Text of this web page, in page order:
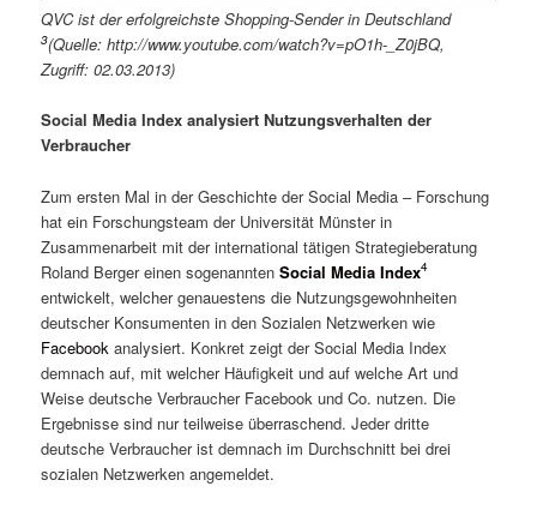
QVC ist der erfolgreichste Shopping-Sender in Deutschland
3(Quelle: http://www.youtube.com/watch?v=pO1h-_Z0jBQ,
Zugriff: 02.03.2013)
Social Media Index analysiert Nutzungsverhalten der
Verbraucher
Zum ersten Mal in der Geschichte der Social Media – Forschung
hat ein Forschungsteam der Universität Münster in
Zusammenarbeit mit der international tätigen Strategieberatung
Roland Berger einen sogenanntenSocial Media Index4
entwickelt, welcher genauestens die Nutzungsgewohnheiten
deutscher Konsumenten in den Sozialen Netzwerken wie
Facebook analysiert. Konkret zeigt der Social Media Index
demnach auf, mit welcher Häufigkeit und auf welche Art und
Weise deutsche Verbraucher Facebook und Co. nutzen. Die
Ergebnisse sind nur teilweise überraschend. Jeder dritte
deutsche Verbraucher ist demnach im Durchschnitt bei drei
sozialen Netzwerken angemeldet.